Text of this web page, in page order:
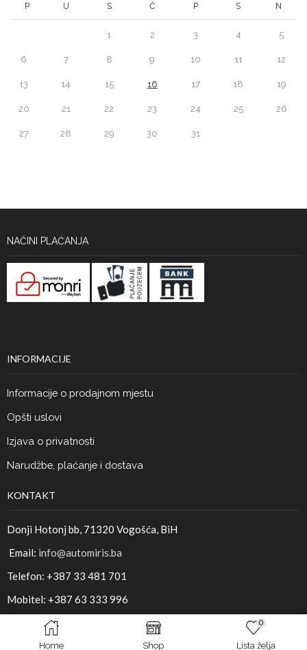
P U S Č P S N
1 2 3 4 5
6 7 8 9 10 11 12
13 14 15 16 17 18 19
20 21 22 23 24 25 26
27 28 29 30 31
NAČINI PLAĆANJA
INFORMACIJE
Informacije o prodajnom mjestu
Opšti uslovi
Izjava o privatnosti
Narudžbe, plaćanje i dostava
KONTAKT
Donji Hotonj bb, 71320 Vogošća, BiH
Email: info@automiris.ba
Telefon: +387 33 481 701
Mobitel: +387 63 333 996
© Copyright - SARADIS d.o.o. | Design - Studio MRAK
Home Shop
0
Lista želja